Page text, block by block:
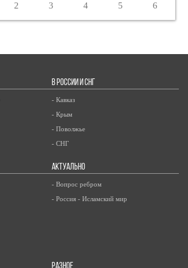
2 3 4 5 6
В РОССИИ И СНГ
- Кавказ
- Крым
- Поволжье
- СНГ
АКТУАЛЬНО
- Вопрос ребром
- Россия - Исламский мир